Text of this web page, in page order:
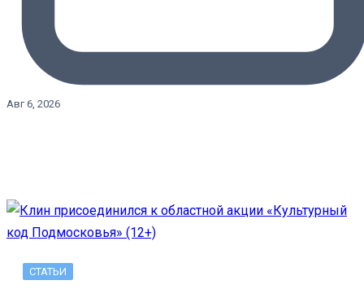
Авг 6, 2026
СТАТЬИ